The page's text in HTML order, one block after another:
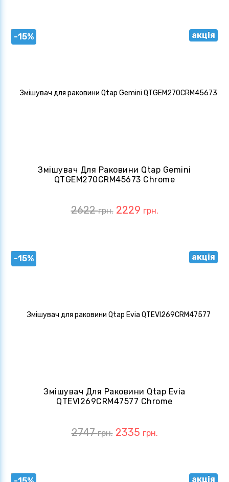
-15% акція
Змішувач Для Раковини Qtap Gemini
QTGEM270CRM45673 Chrome
2622грн. 2229 грн.
-15% акція
Змішувач Для Раковини Qtap Evia
QTEVI269CRM47577 Chrome
2747грн. 2335 грн.
акція